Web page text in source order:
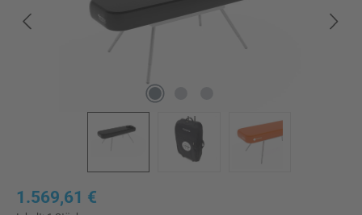
Regulärer Preis:
1.569,61 €